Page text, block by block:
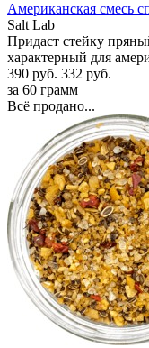
Американская смесь
Salt Lab
Придаст стейку
характерный для
390 руб. 332 руб.
за 60 грамм
Всё продано...